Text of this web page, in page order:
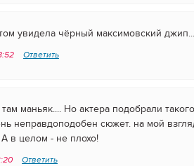
увидела чёрный максимовский джип...
Ответить
маньяк.... Но актера подобрали
неправдоподобен сюжет. на мой
в целом - не плохо!
Ответить